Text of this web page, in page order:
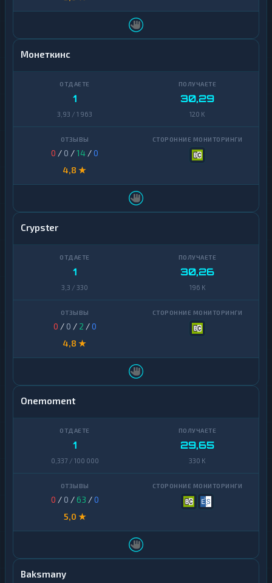
Монеткинс
1
3,93 / 1 963
30,29
120 K
0 / 0 /14 /0
4,8 ★
Crypster
1
3,3 / 330
30,26
196 K
0 / 0 / 2 /0
4,8 ★
Onemoment
1
0,337 / 100 000
29,65
330 K
0 / 0 /63 /0
5,0 ★
Baksmany